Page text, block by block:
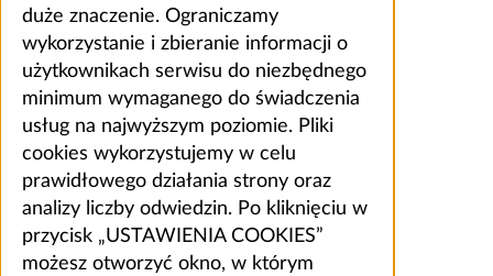
duże znaczenie. Ograniczamy
wykorzystanie i zbieranie informacji o
użytkownikach serwisu do niezbędnego
minimum wymaganego do świadczenia
usług na najwyższym poziomie. Pliki
cookies wykorzystujemy w celu
prawidłowego działania strony oraz
analizy liczby odwiedzin. Po kliknięciu w
przycisk „USTAWIENIA COOKIES”
możesz otworzyć okno, w którym